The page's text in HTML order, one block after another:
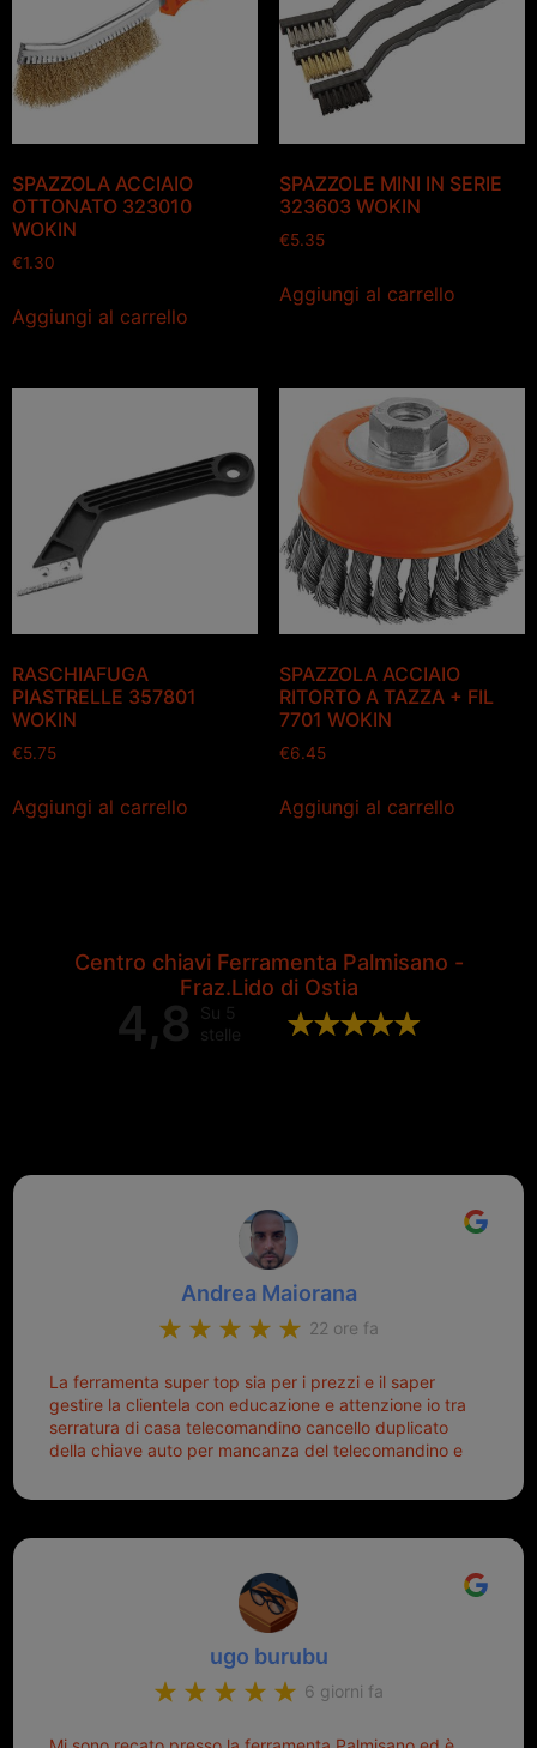
SPAZZOLA ACCIAIO
OTTONATO 323010
WOKIN
€1.30
Aggiungi al carrello
SPAZZOLE MINI IN SERIE
323603 WOKIN
€5.35
Aggiungi al carrello
RASCHIAFUGA
PIASTRELLE 357801
WOKIN
€5.75
Aggiungi al carrello
SPAZZOLA ACCIAIO
RITORTO A TAZZA + FIL
7701 WOKIN
€6.45
Aggiungi al carrello
Centro chiavi Ferramenta Palmisano -
Fraz.Lido di Ostia
4,8
Su 5
stelle
Andrea Maiorana
22 ore fa
La ferramenta super top sia per i prezzi e il saper
gestire la clientela con educazione e attenzione io tra
serratura di casa telecomandino cancello duplicato
della chiave auto per mancanza del telecomandino e
meglio ferramenta de ostia e poi il prorietario il signor
ugo burubu
6 giorni fa